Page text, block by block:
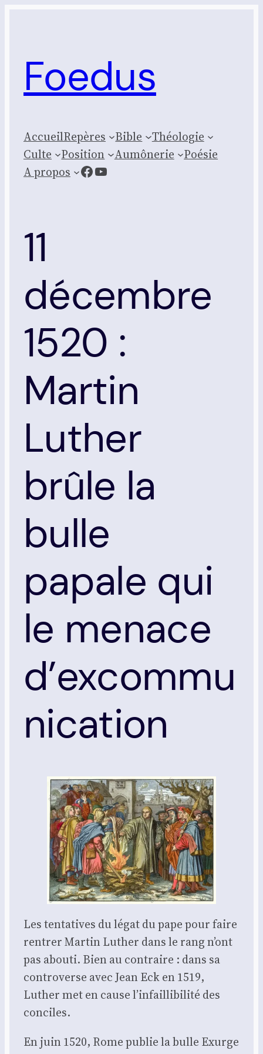
Foedus
AccueilRepères Bible
Théologie
Culte
Posi­tion Aumônerie
Poésie
A propos
Facebook
YouTube
11
décembre
1520 :
Martin
Luther
brûle la
bulle
papale qui
le menace
d’excommu
nication
Les ten­ta­tives du légat du pape pour faire
ren­trer Mar­tin Luther dans le rang n’ont
pas abou­ti. Bien au contraire : dans sa
contro­verse avec Jean Eck en 1519,
Luther met en cause l’infaillibilité des
conciles.
En juin 1520, Rome publie la bulle Exurge